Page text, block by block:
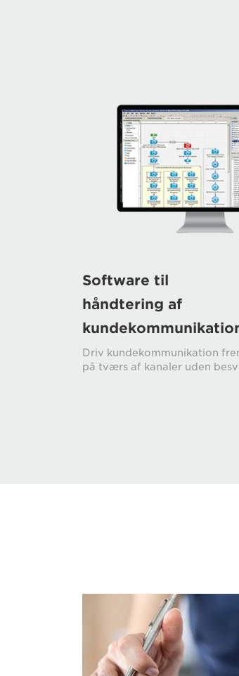
Software til
håndtering af
Driv kundekommunikation
på tværs af kanaler uden